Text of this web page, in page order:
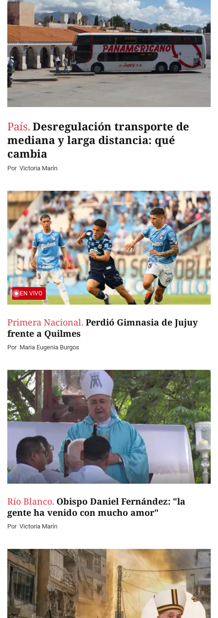
País. Desregulación transporte de
mediana y larga distancia: qué
cambia
Por Victoria Marín
EN VIVO
Primera Nacional. Perdió Gimnasia de Jujuy
frente a Quilmes
Por Maria Eugenia Burgos
Río Blanco. Obispo Daniel Fernández: "la
gente ha venido con mucho amor"
Por Victoria Marín